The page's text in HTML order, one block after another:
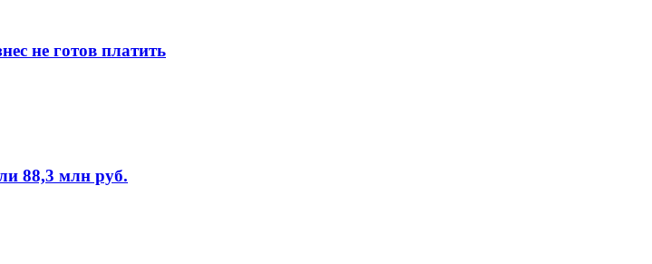
не готов платить
88,3 млн руб.